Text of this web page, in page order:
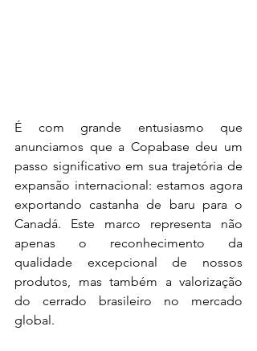
É com grande entusiasmo que
anunciamos que a Copabase deu um
passo significativo em sua trajetória de
expansão internacional: estamos agora
exportando castanha de baru para o
Canadá. Este marco representa não
apenas o reconhecimento da
qualidade excepcional de nossos
produtos, mas também a valorização
do cerrado brasileiro no mercado
global.